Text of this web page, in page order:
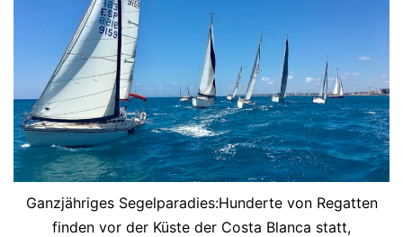
Ganzjähriges Segelparadies:Hunderte von Regatten
finden vor der Küste der Costa Blanca statt,